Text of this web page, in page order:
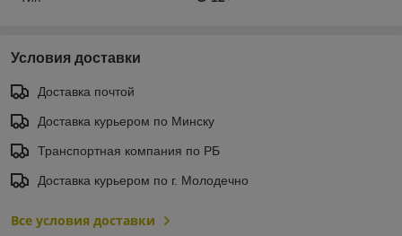
Условия доставки
Доставка почтой
Доставка курьером по Минску
Транспортная компания по РБ
Доставка курьером по г. Молодечно
Все условия доставки